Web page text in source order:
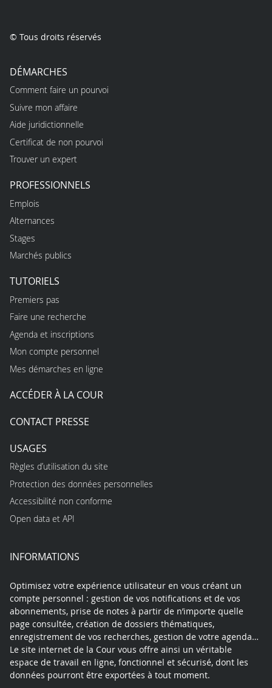
© Tous droits réservés
DÉMARCHES
Comment faire un pourvoi
Suivre mon affaire
Aide juridictionnelle
Certificat de non pourvoi
Trouver un expert
PROFESSIONNELS
Emplois
Alternances
Stages
Marchés publics
TUTORIELS
Premiers pas
Faire une recherche
Agenda et inscriptions
Mon compte personnel
Mes démarches en ligne
ACCÉDER À LA COUR
CONTACT PRESSE
USAGES
Règles d’utilisation du site
Protection des données personnelles
Accessibilité non conforme
Open data et API
INFORMATIONS
Optimisez votre expérience utilisateur en vous créant un
compte personnel : gestion de vos notifications et de vos
abonnements, prise de notes à partir de n’importe quelle
page consultée, création de dossiers thématiques,
enregistrement de vos recherches, gestion de votre agenda…
Le site internet de la Cour vous offre ainsi un véritable
espace de travail en ligne, fonctionnel et sécurisé, dont les
données pourront être exportées à tout moment.